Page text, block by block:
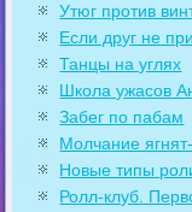
Утюг против
Если друг не
Танцы на углях
Школа ужасов
Забег по пабам
Молчание
Новые типы
Ролл-клуб.